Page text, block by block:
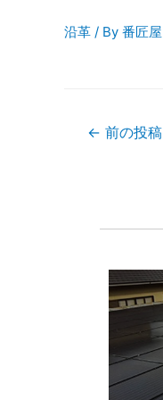
沿革 / By 番匠屋
← 前の投稿